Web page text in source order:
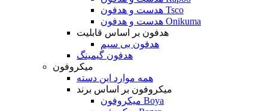
هدست و هدفون Tsco
هدست و هدفون Onikuma
هدفون بر اساس قابلیت
هدفون بی سیم
هدفون گیمینگ
میکروفون
همه موارد این دسته
میکروفون بر اساس برند
میکروفون Boya